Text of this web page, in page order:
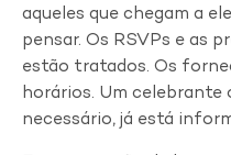
aqueles que chegam a
pensar. Os RSVPs e as
estão tratados. Os
horários. Um celebrante
necessário, já está